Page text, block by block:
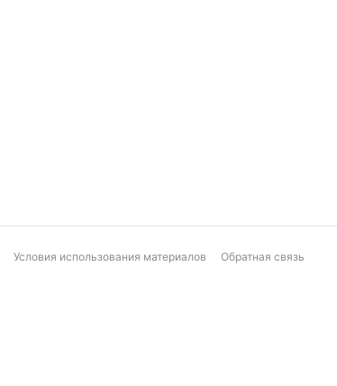
Условия использования материалов Обратная связь